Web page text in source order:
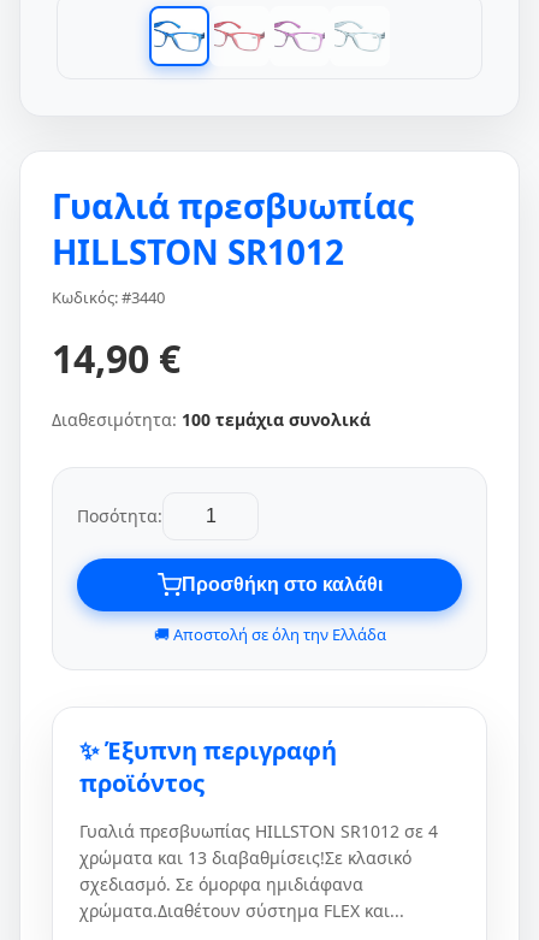
Γυαλιά πρεσβυωπίας
HILLSTON SR1012
Κωδικός: #3440
14,90 €
Διαθεσιμότητα: 100 τεμάχια συνολικά
Ποσότητα:
Προσθήκη στο καλάθι
🚚 Αποστολή σε όλη την Ελλάδα
✨ Έξυπνη περιγραφή
προϊόντος
Γυαλιά πρεσβυωπίας HILLSTON SR1012 σε 4
χρώματα και 13 διαβαθμίσεις!Σε κλασικό
σχεδιασμό. Σε όμορφα ημιδιάφανα
χρώματα.Διαθέτουν σύστημα FLEX και...